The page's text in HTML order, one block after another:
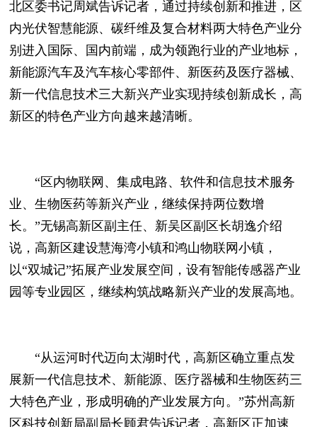
北区委书记周斌告诉记者，通过持续创新和推进，区
内光伏智慧能源、碳纤维及复合材料两大特色产业分
别进入国际、国内前端，成为领跑行业的产业地标，
新能源汽车及汽车核心零部件、新医药及医疗器械、
新一代信息技术三大新兴产业实现持续创新成长，高
新区的特色产业方向越来越清晰。
“区内物联网、集成电路、软件和信息技术服务
业、生物医药等新兴产业，继续保持两位数增
长。”无锡高新区副主任、新吴区副区长胡逸介绍
说，高新区建设慧海湾小镇和鸿山物联网小镇，
以“双城记”拓展产业发展空间，设有智能传感器产业
园等专业园区，继续构筑战略新兴产业的发展高地。
“从运河时代迈向太湖时代，高新区确立重点发
展新一代信息技术、新能源、医疗器械和生物医药三
大特色产业，形成明确的产业发展方向。”苏州高新
区科技创新局副局长顾君告诉记者，高新区正加速